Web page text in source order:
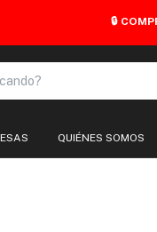
🔒
QUIÉNES SOMOS